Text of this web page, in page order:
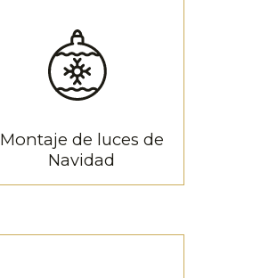
Navidad para grandes y
pequeñas localidades
Luces de Navidad para
Montaje de luces de
Navidad